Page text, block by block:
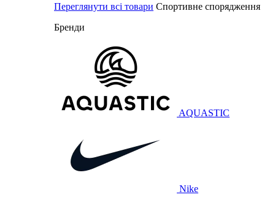
Переглянути всі товари Спортивне спорядження
Бренди
AQUASTIC
Nike